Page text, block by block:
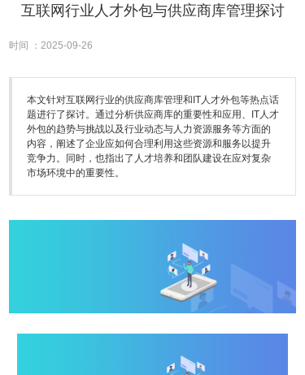
互联网行业人才外包与供应商库管理探讨
时间 ：2025-09-26
本文针对互联网行业的供应商库管理和IT人才外包等热点话
题进行了探讨。通过分析供应商库的重要性和应用、IT人才
外包的趋势与挑战以及行业动态与人力资源服务等方面的
内容，阐述了企业应如何合理利用这些资源和服务以提升
竞争力。同时，也指出了人才培养和团队建设在应对复杂
市场环境中的重要性。